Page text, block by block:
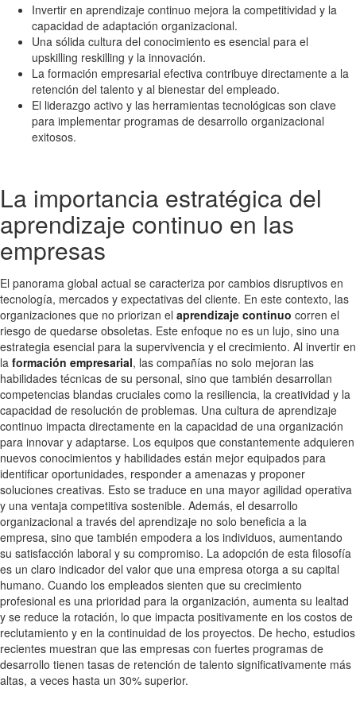
Invertir en aprendizaje continuo mejora la competitividad y la
capacidad de adaptación organizacional.
Una sólida cultura del conocimiento es esencial para el
upskilling reskilling y la innovación.
La formación empresarial efectiva contribuye directamente a la
retención del talento y al bienestar del empleado.
El liderazgo activo y las herramientas tecnológicas son clave
para implementar programas de desarrollo organizacional
exitosos.
La importancia estratégica del
aprendizaje continuo en las
empresas
El panorama global actual se caracteriza por cambios disruptivos en
tecnología, mercados y expectativas del cliente. En este contexto, las
organizaciones que no priorizan el aprendizaje continuo corren el
riesgo de quedarse obsoletas. Este enfoque no es un lujo, sino una
estrategia esencial para la supervivencia y el crecimiento. Al invertir en
la formación empresarial, las compañías no solo mejoran las
habilidades técnicas de su personal, sino que también desarrollan
competencias blandas cruciales como la resiliencia, la creatividad y la
capacidad de resolución de problemas. Una cultura de aprendizaje
continuo impacta directamente en la capacidad de una organización
para innovar y adaptarse. Los equipos que constantemente adquieren
nuevos conocimientos y habilidades están mejor equipados para
identificar oportunidades, responder a amenazas y proponer
soluciones creativas. Esto se traduce en una mayor agilidad operativa
y una ventaja competitiva sostenible. Además, el desarrollo
organizacional a través del aprendizaje no solo beneficia a la
empresa, sino que también empodera a los individuos, aumentando
su satisfacción laboral y su compromiso. La adopción de esta filosofía
es un claro indicador del valor que una empresa otorga a su capital
humano. Cuando los empleados sienten que su crecimiento
profesional es una prioridad para la organización, aumenta su lealtad
y se reduce la rotación, lo que impacta positivamente en los costos de
reclutamiento y en la continuidad de los proyectos. De hecho, estudios
recientes muestran que las empresas con fuertes programas de
desarrollo tienen tasas de retención de talento significativamente más
altas, a veces hasta un 30% superior.